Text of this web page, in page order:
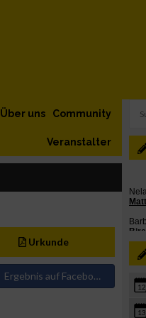
Community
Über uns
Veranstalter
Urkunde
Ergebnis auf Facebook teilen
12
13